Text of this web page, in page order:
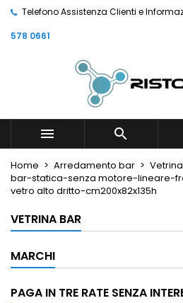
Telefono Assistenza Clienti e
578 0661
 
Home Arredamento bar
bar-statica-senza motore-lineare-
vetro alto dritto-cm200x82x135h
VETRINA BAR
MARCHI
PAGA IN TRE RATE SENZA